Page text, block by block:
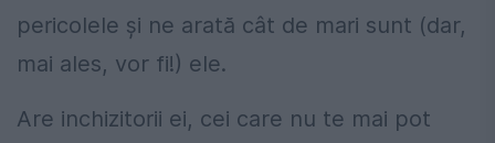
pericolele și ne arată cât de mari sunt (dar,
mai ales, vor fi!) ele.
Are inchizitorii ei, cei care nu te mai pot